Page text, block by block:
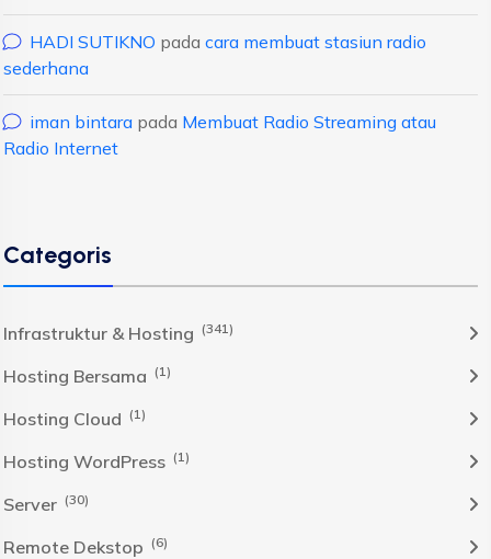
HADI SUTIKNO pada cara membuat stasiun radio
sederhana
iman bintara pada Membuat Radio Streaming atau
Radio Internet
Categoris
Infrastruktur & Hosting (341)
Hosting Bersama (1)
Hosting Cloud (1)
Hosting WordPress (1)
Server (30)
Remote Dekstop (6)